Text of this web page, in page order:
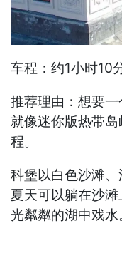
车程：约1小时10
推荐理由：想要一
就像迷你版热带
程。
科堡以白色沙滩、
夏天可以躺在沙
光粼粼的湖中戏水